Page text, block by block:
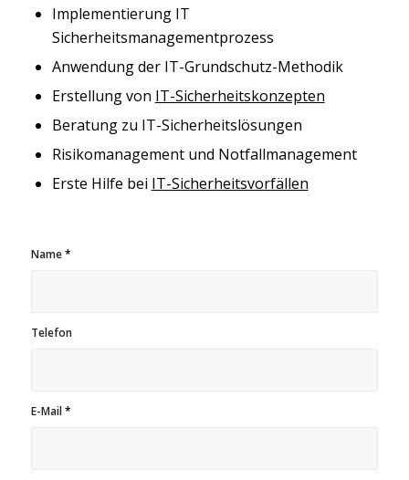
Implementierung IT
Sicherheitsmanagementprozess
Anwendung der IT-Grundschutz-Methodik
Erstellung von IT-Sicherheitskonzepten
Beratung zu IT-Sicherheitslösungen
Risikomanagement und Notfallmanagement
Erste Hilfe bei IT-Sicherheitsvorfällen
Name*
Telefon
E-Mail*